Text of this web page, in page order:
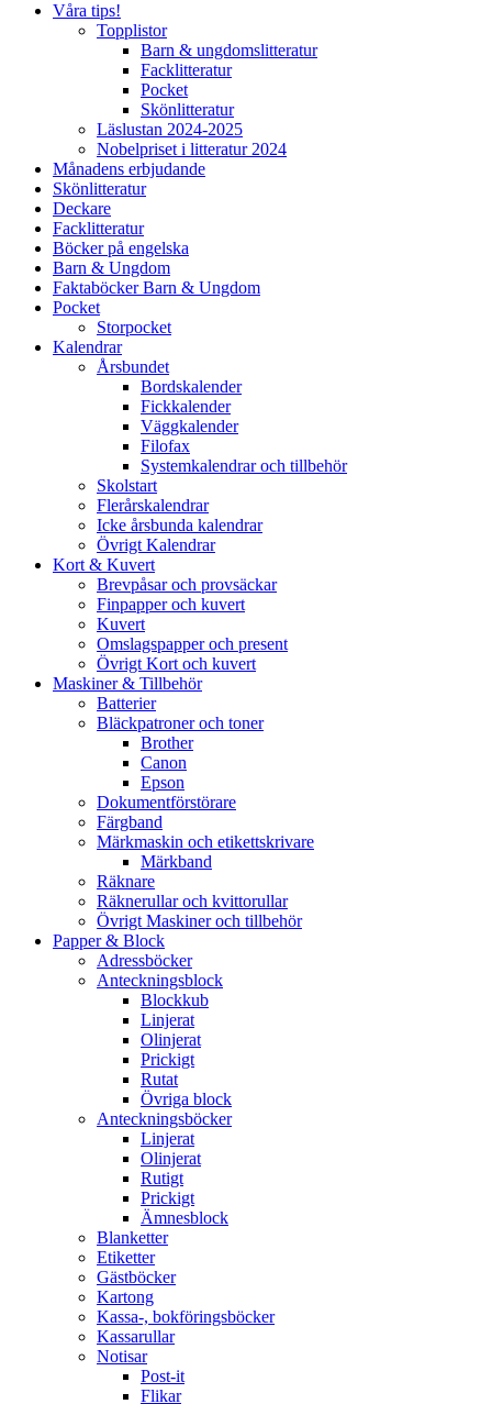
Våra tips!
Topplistor
Barn & ungdomslitteratur
Facklitteratur
Pocket
Skönlitteratur
Läslustan 2024-2025
Nobelpriset i litteratur 2024
Månadens erbjudande
Skönlitteratur
Deckare
Facklitteratur
Böcker på engelska
Barn & Ungdom
Faktaböcker Barn & Ungdom
Pocket
Storpocket
Kalendrar
Årsbundet
Bordskalender
Fickkalender
Väggkalender
Filofax
Systemkalendrar och tillbehör
Skolstart
Flerårskalendrar
Icke årsbunda kalendrar
Övrigt Kalendrar
Kort & Kuvert
Brevpåsar och provsäckar
Finpapper och kuvert
Kuvert
Omslagspapper och present
Övrigt Kort och kuvert
Maskiner & Tillbehör
Batterier
Bläckpatroner och toner
Brother
Canon
Epson
Dokumentförstörare
Färgband
Märkmaskin och etikettskrivare
Märkband
Räknare
Räknerullar och kvittorullar
Övrigt Maskiner och tillbehör
Papper & Block
Adressböcker
Anteckningsblock
Blockkub
Linjerat
Olinjerat
Prickigt
Rutat
Övriga block
Anteckningsböcker
Linjerat
Olinjerat
Rutigt
Prickigt
Ämnesblock
Blanketter
Etiketter
Gästböcker
Kartong
Kassa-, bokföringsböcker
Kassarullar
Notisar
Post-it
Flikar